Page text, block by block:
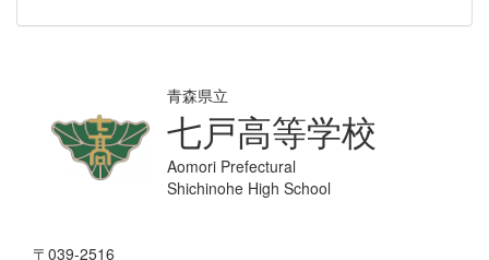
青森県立
七戸高等学校
Aomori Prefectural
Shichinohe High School
〒039-2516